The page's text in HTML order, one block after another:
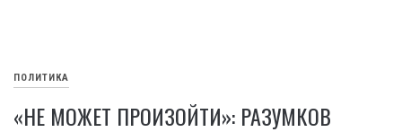
ПОЛИТИКА
«НЕ МОЖЕТ ПРОИЗОЙТИ»: РАЗУМКОВ